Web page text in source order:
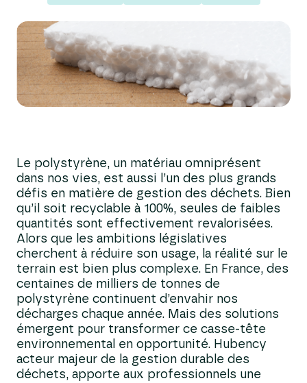
Le polystyrène, un matériau omniprésent
dans nos vies, est aussi l’un des plus grands
défis en matière de gestion des déchets. Bien
qu’il soit recyclable à 100%, seules de faibles
quantités sont effectivement revalorisées.
Alors que les ambitions législatives
cherchent à réduire son usage, la réalité sur le
terrain est bien plus complexe. En France, des
centaines de milliers de tonnes de
polystyrène continuent d’envahir nos
décharges chaque année. Mais des solutions
émergent pour transformer ce casse-tête
environnemental en opportunité. Hubency
acteur majeur de la gestion durable des
déchets, apporte aux professionnels une